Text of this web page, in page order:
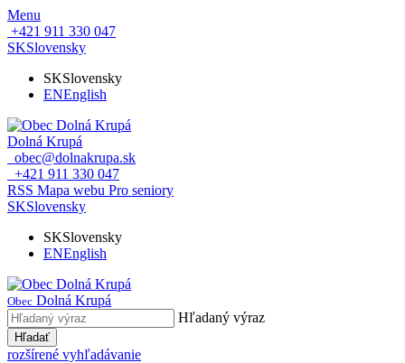
Menu
+421 911 330 047
SKSlovensky
SKSlovensky
ENEnglish
Dolná Krupá
obec@dolnakrupa.sk
+421 911 330 047
RSS Mapa webu Pro seniory
SKSlovensky
SKSlovensky
ENEnglish
Obec Dolná Krupá
Hľadaný výraz
Hľadať
rozšírené vyhľadávanie